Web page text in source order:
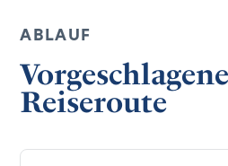
ABLAUF
Vorgeschlagene
Reiseroute